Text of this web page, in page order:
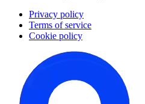
Privacy policy
Terms of service
Cookie policy